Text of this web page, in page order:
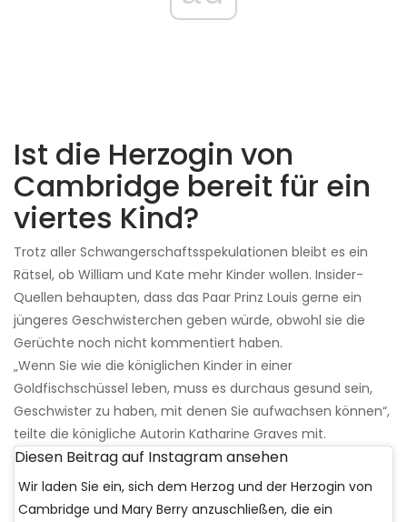
Ist die Herzogin von
Cambridge bereit für ein
viertes Kind?
Trotz aller Schwangerschaftsspekulationen bleibt es ein
Rätsel, ob William und Kate mehr Kinder wollen. Insider-
Quellen behaupten, dass das Paar Prinz Louis gerne ein
jüngeres Geschwisterchen geben würde, obwohl sie die
Gerüchte noch nicht kommentiert haben.
„Wenn Sie wie die königlichen Kinder in einer
Goldfischschüssel leben, muss es durchaus gesund sein,
Geschwister zu haben, mit denen Sie aufwachsen können“,
teilte die königliche Autorin Katharine Graves mit.
Diesen Beitrag auf Instagram ansehen
Wir laden Sie ein, sich dem Herzog und der Herzogin von
Cambridge und Mary Berry anzuschließen, die ein